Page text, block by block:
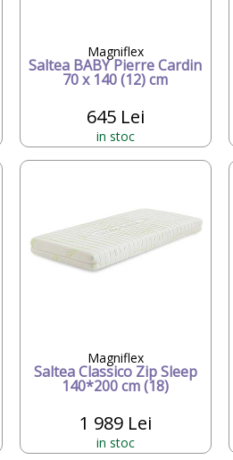
Magniflex
Saltea BABY Pierre Cardin
70 x 140 (12) cm
645 Lei
in stoc
Magniflex
Saltea Classico Zip Sleep
140*200 cm (18)
1 989 Lei
in stoc